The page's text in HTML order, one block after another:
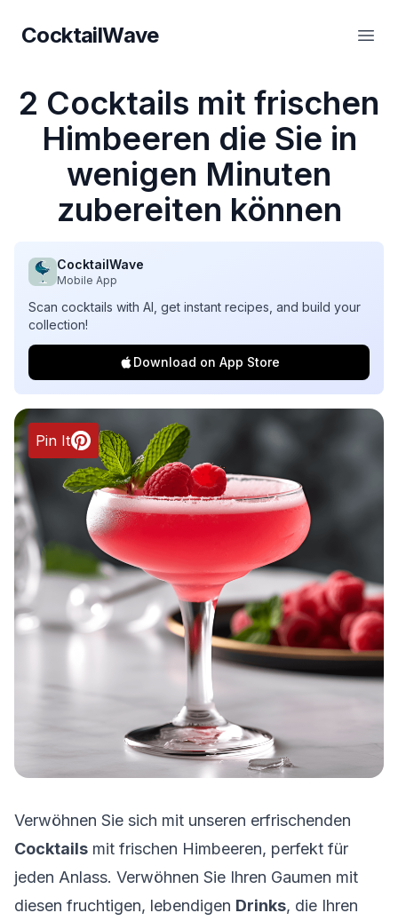
CocktailWave
CocktailWave
2 Cocktails mit frischen
Himbeeren die Sie in
wenigen Minuten
zubereiten können
CocktailWave
Mobile App
Scan cocktails with AI, get instant recipes, and build your
collection!
Download on App Store
Pin It
Verwöhnen Sie sich mit unseren erfrischenden
Cocktails mit frischen Himbeeren, perfekt für
jeden Anlass. Verwöhnen Sie Ihren Gaumen mit
diesen fruchtigen, lebendigen Drinks, die Ihren